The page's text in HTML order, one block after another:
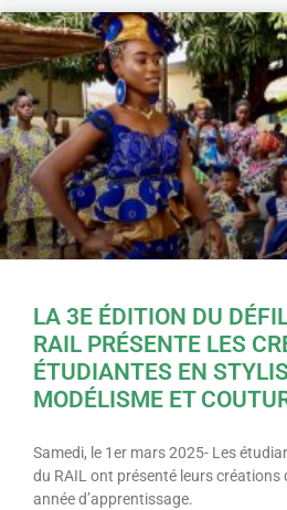
LA 3E ÉDITION DU
RAIL PRÉSENTE LES
ÉTUDIANTES EN
MODÉLISME ET
Samedi, le 1er mars 2025- Les
du RAIL ont présenté leurs créations
année d’apprentissage.